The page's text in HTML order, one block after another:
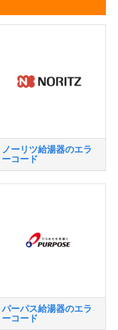
ノーリツ給湯器のエラ
ーコード
パーパス給湯器のエラ
ーコード